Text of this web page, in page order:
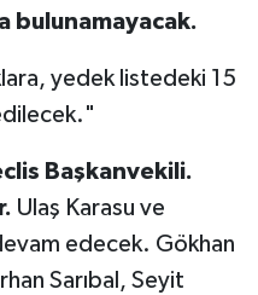
bulunamayacak.
yedek listedeki 15
Başkanvekili.
Ulaş Karasu ve
edecek. Gökhan
Sarıbal, Seyit